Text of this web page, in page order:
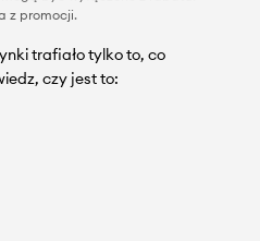
z promocji.
trafiało tylko to, co
czy jest to: